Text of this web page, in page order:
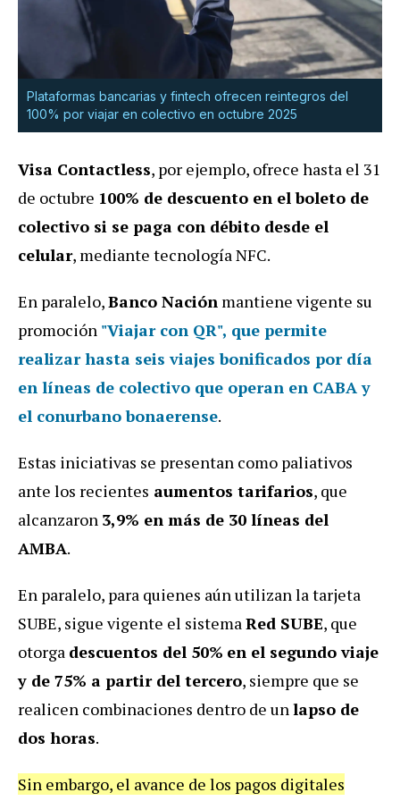
Plataformas bancarias y fintech ofrecen reintegros del
100% por viajar en colectivo en octubre 2025
Visa Contactless, por ejemplo, ofrece hasta el 31
de octubre 100% de descuento en el boleto de
colectivo si se paga con débito desde el
celular, mediante tecnología NFC.
En paralelo,Banco Nación mantiene vigente su
promoción "Viajar con QR", que permite
realizar hasta seis viajes bonificados por día
en líneas de colectivo que operan en CABA y
el conurbano bonaerense.
Estas iniciativas se presentan como paliativos
ante los recientes aumentos tarifarios, que
alcanzaron 3,9% en más de 30 líneas del
AMBA.
En paralelo, para quienes aún utilizan la tarjeta
SUBE, sigue vigente el sistemaRed SUBE, que
otorga descuentos del 50% en el segundo viaje
y de 75% a partir del tercero, siempre que se
realicen combinaciones dentro de unlapso de
dos horas.
Sin embargo, el avance de los pagos digitales